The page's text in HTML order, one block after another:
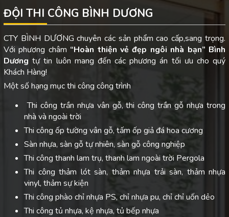
ĐỘI THI CÔNG BÌNH DƯƠNG
CTY BÌNH DƯƠNG chuyên các sản phẩm cao cấp,sang trọng.
Với phương châm “Hoàn thiện vẻ đẹp ngôi nhà bạn” Bình
Dươngtự tin luôn mang đến các phương án tối ưu cho quý
Khách Hàng!
Một số hạng mục thi công công trình
Thi công trần nhựa vân gỗ, thi công trần gỗ nhựa trong
nhà và ngoài trời
Thi công ốp tường vân gỗ, tấm ốp giả đá hoa cương
Sàn nhựa, sàn gỗ tự nhiên, sàn gỗ công nghiệp
Thi công thanh lam trụ, thanh lam ngoài trời Pergola
Thi công thảm lót sàn, thảm nhựa trải sàn, thảm nhựa
vinyl, thảm sự kiện
Thi công phào chỉ nhựa PS, chỉ nhựa pu, chỉ chỉ uốn dẻo
Thi công tủ nhựa, kệ nhựa, tủ bếp nhựa